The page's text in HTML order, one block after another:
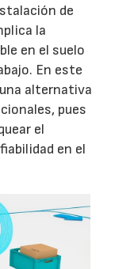
de
la
en el suelo
En este
alternativa
pues
el
en el